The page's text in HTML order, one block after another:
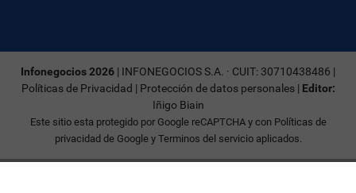
Infonegocios 2026 | INFONEGOCIOS S.A. · CUIT: 30710438486 |
Políticas de Privacidad | Protección de datos personales| Editor:
Iñigo Biain
Este sitio esta protegido por Google reCAPTCHA y con Políticas de
privacidad de Googley Terminos del servicioaplicados.